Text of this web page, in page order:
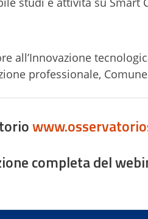
all’Innovazione
professionale,
completa del